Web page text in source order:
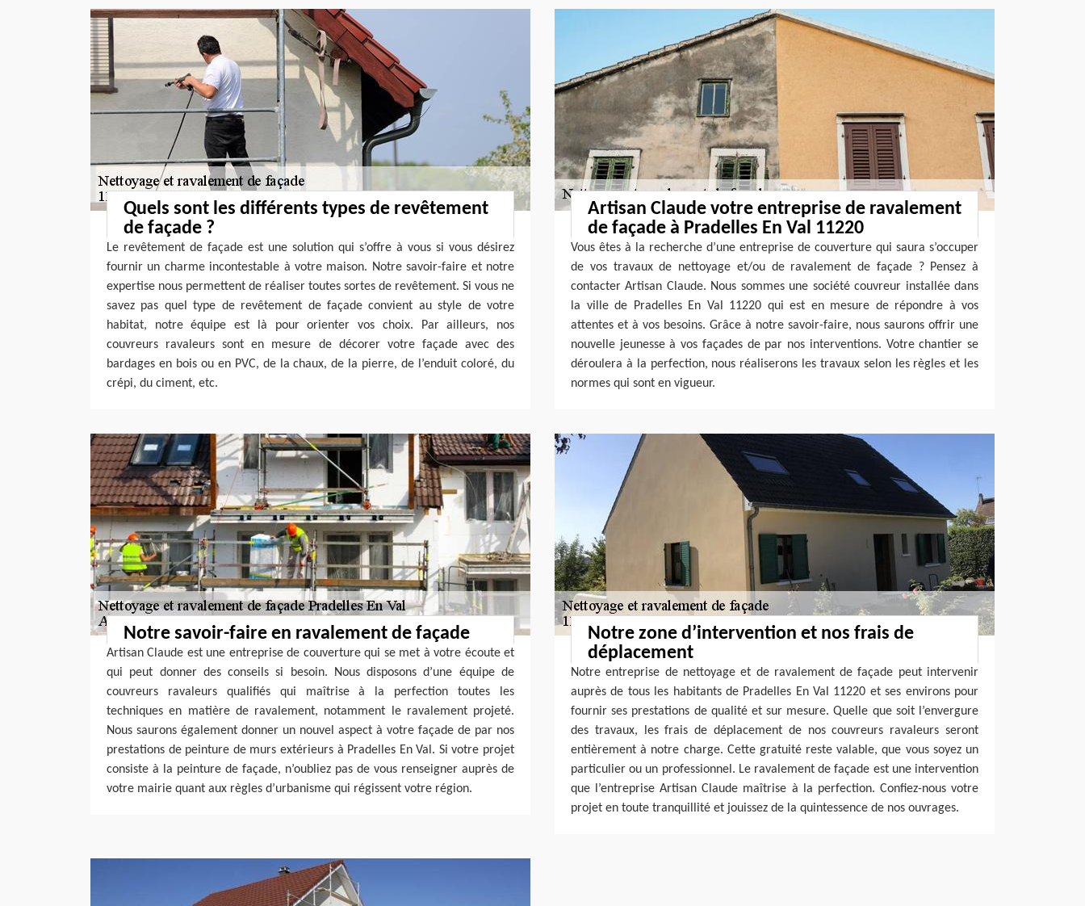
Quels sont les différents types de revêtement
de façade ?
Le revêtement de façade est une solution qui s’offre à vous si vous désirez
fournir un charme incontestable à votre maison. Notre savoir-faire et notre
expertise nous permettent de réaliser toutes sortes de revêtement. Si vous ne
savez pas quel type de revêtement de façade convient au style de votre
habitat, notre équipe est là pour orienter vos choix. Par ailleurs, nos
couvreurs ravaleurs sont en mesure de décorer votre façade avec des
bardages en bois ou en PVC, de la chaux, de la pierre, de l’enduit coloré, du
crépi, du ciment, etc.
Artisan Claude votre entreprise de ravalement
de façade à Pradelles En Val 11220
Vous êtes à la recherche d’une entreprise de couverture qui saura s’occuper
de vos travaux de nettoyage et/ou de ravalement de façade ? Pensez à
contacter Artisan Claude. Nous sommes une société couvreur installée dans
la ville de Pradelles En Val 11220 qui est en mesure de répondre à vos
attentes et à vos besoins. Grâce à notre savoir-faire, nous saurons offrir une
nouvelle jeunesse à vos façades de par nos interventions. Votre chantier se
déroulera à la perfection, nous réaliserons les travaux selon les règles et les
normes qui sont en vigueur.
Notre savoir-faire en ravalement de façade
Artisan Claude est une entreprise de couverture qui se met à votre écoute et
qui peut donner des conseils si besoin. Nous disposons d’une équipe de
couvreurs ravaleurs qualifiés qui maîtrise à la perfection toutes les
techniques en matière de ravalement, notamment le ravalement projeté.
Nous saurons également donner un nouvel aspect à votre façade de par nos
prestations de peinture de murs extérieurs à Pradelles En Val. Si votre projet
consiste à la peinture de façade, n’oubliez pas de vous renseigner auprès de
votre mairie quant aux règles d’urbanisme qui régissent votre région.
Notre zone d’intervention et nos frais de
déplacement
Notre entreprise de nettoyage et de ravalement de façade peut intervenir
auprès de tous les habitants de Pradelles En Val 11220 et ses environs pour
fournir ses prestations de qualité et sur mesure. Quelle que soit l’envergure
des travaux, les frais de déplacement de nos couvreurs ravaleurs seront
entièrement à notre charge. Cette gratuité reste valable, que vous soyez un
particulier ou un professionnel. Le ravalement de façade est une intervention
que l’entreprise Artisan Claude maîtrise à la perfection. Confiez-nous votre
projet en toute tranquillité et jouissez de la quintessence de nos ouvrages.